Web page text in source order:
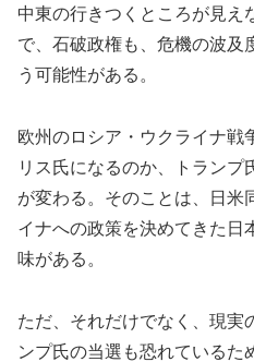
中東の行きつくところが見え
で、石破政権も、危機の波及
う可能性がある。
欧州のロシア・ウクライナ戦
リス氏になるのか、トラン
が変わる。そのことは、日米
イナへの政策を決めてきた日
味がある。
ただ、それだけでなく、現実
ンプ氏の当選も恐れているた